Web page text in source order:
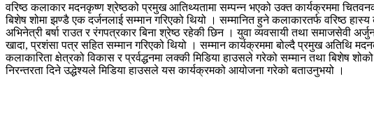
वरिष्ठ कलाकार मदनकृष्ण श्रेष्ठको प्रमुख आतिथ्यतामा सम्पन्न भएको उक्त कार्यक्रममा
बिशेष शोमा झण्डै एक दर्जनलाई सम्मान गरिएको थियो । सम्मानित हुने कलाकारतर्फ वरिष्ठ
अभिनेत्री बर्षा राउत र रंगपत्रकार बिना श्रेष्ठ रहेकी छिन । युवा व्यवसायी तथा समाजसेवी
खादा, प्रशंसा पत्र सहित सम्मान गरिएको थियो । सम्मान कार्यक्रममा बोल्दै प्रमुख अतिथि
कलाकारिता क्षेत्रको विकास र प्रर्वद्धनमा लक्की मिडिया हाउसले गरेको सम्मान तथा बिशेष
निरन्तरता दिने उद्धेश्यले मिडिया हाउसले यस कार्यक्रमको आयोजना गरेको बताउनुभयो ।